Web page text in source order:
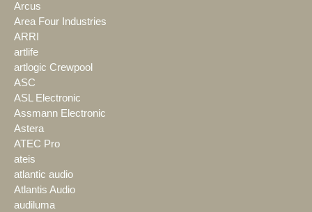
Arcus
Area Four Industries
ARRI
artlife
artlogic Crewpool
ASC
ASL Electronic
Assmann Electronic
Astera
ATEC Pro
ateis
atlantic audio
Atlantis Audio
audiluma